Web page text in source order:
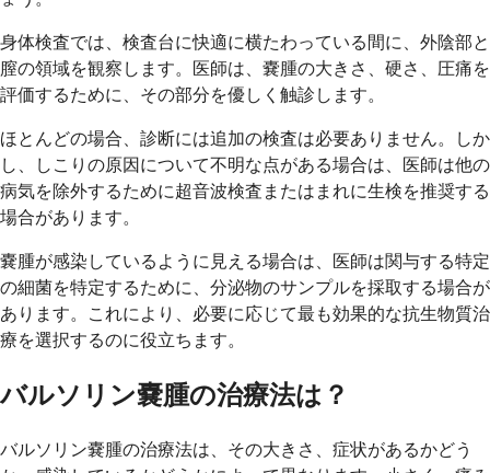
身体検査では、検査台に快適に横たわっている間に、外陰部と
膣の領域を観察します。医師は、嚢腫の大きさ、硬さ、圧痛を
評価するために、その部分を優しく触診します。
ほとんどの場合、診断には追加の検査は必要ありません。しか
し、しこりの原因について不明な点がある場合は、医師は他の
病気を除外するために超音波検査またはまれに生検を推奨する
場合があります。
嚢腫が感染しているように見える場合は、医師は関与する特定
の細菌を特定するために、分泌物のサンプルを採取する場合が
あります。これにより、必要に応じて最も効果的な抗生物質治
療を選択するのに役立ちます。
バルソリン嚢腫の治療法は？
バルソリン嚢腫の治療法は、その大きさ、症状があるかどう